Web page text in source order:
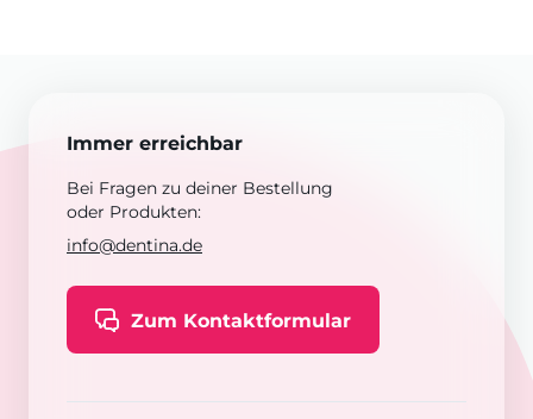
Immer erreichbar
Bei Fragen zu deiner Bestellung
oder Produkten:
info@dentina.de
Zum Kontaktformular